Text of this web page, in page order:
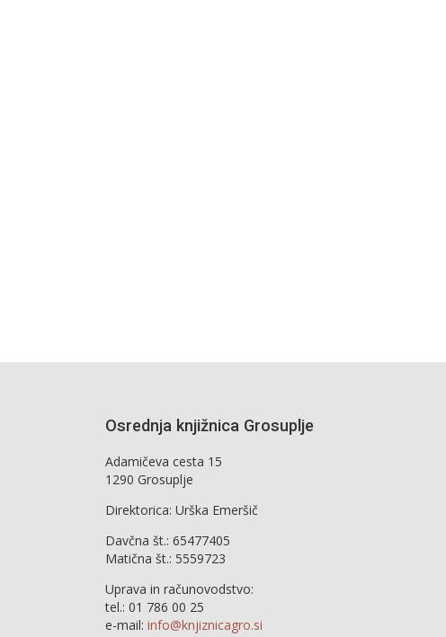
Osrednja knjižnica Grosuplje
Adamičeva cesta 15
1290 Grosuplje
Direktorica: Urška Emeršič
Davčna št.: 65477405
Matična št.: 5559723
Uprava in računovodstvo:
tel.: 01 786 00 25
e-mail: info@knjiznicagro.si